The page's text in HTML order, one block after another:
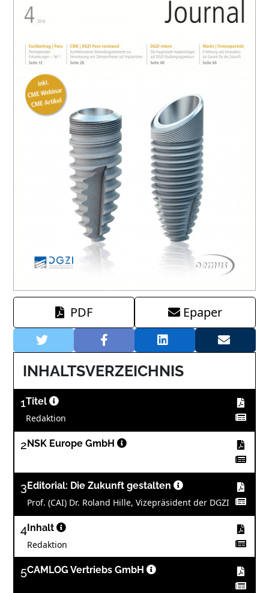
PDF Epaper
INHALTSVERZEICHNIS
1Titel
Redaktion
2 NSK Europe GmbH
3 Editorial: Die Zukunft gestalten
Prof. (CAI) Dr. Roland Hille, Vizepräsident der DGZI
4 Inhalt
Redaktion
5CAMLOG Vertriebs GmbH